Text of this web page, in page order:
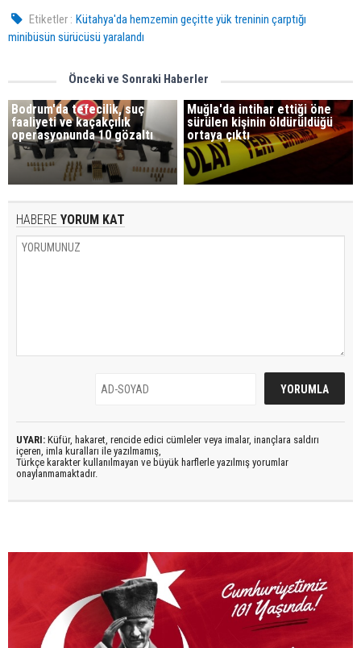
Etiketler : Kütahya'da hemzemin geçitte yük treninin çarptığı
minibüsün sürücüsü yaralandı
Önceki ve Sonraki Haberler
Bodrum'da tefecilik, suç
faaliyeti ve kaçakçılık
operasyonunda 10 gözaltı
Muğla'da intihar ettiği öne
sürülen kişinin öldürüldüğü
ortaya çıktı
HABERE YORUM KAT
UYARI: Küfür, hakaret, rencide edici cümleler veya imalar, inançlara saldırı
içeren, imla kuralları ile yazılmamış,
Türkçe karakter kullanılmayan ve büyük harflerle yazılmış yorumlar
onaylanmamaktadır.